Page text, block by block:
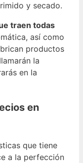
y secado.
traen todas
así como
productos
la
en la
en
que tiene
a la perfección